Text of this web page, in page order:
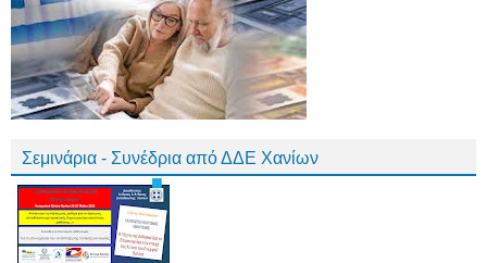
Σεμινάρια - Συνέδρια από ΔΔΕ Χανίων